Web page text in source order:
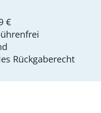
€
Rückgaberecht